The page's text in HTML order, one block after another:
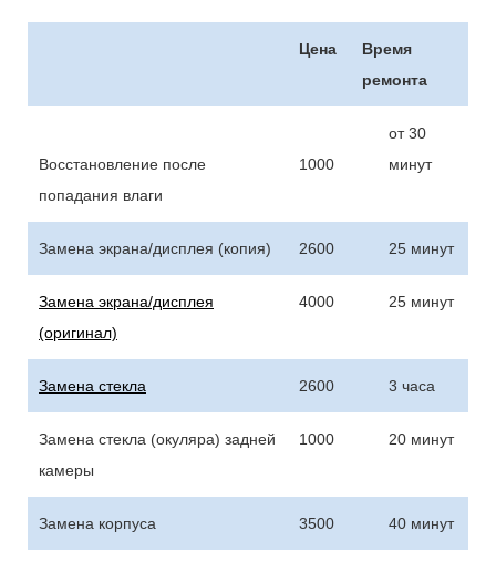
Цена
Время
ремонта
Восстановление после
попадания влаги
1000
от 30
минут
Замена экрана/дисплея (копия) 2600 25 минут
Замена экрана/дисплея
(оригинал)
4000 25 минут
Замена стекла 2600 3 часа
Замена стекла (окуляра) задней
камеры
1000 20 минут
Замена корпуса 3500 40 минут